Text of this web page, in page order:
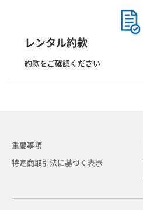
レンタル約款
約款をご確認ください
重要事項
特定商取引法に基づく表示